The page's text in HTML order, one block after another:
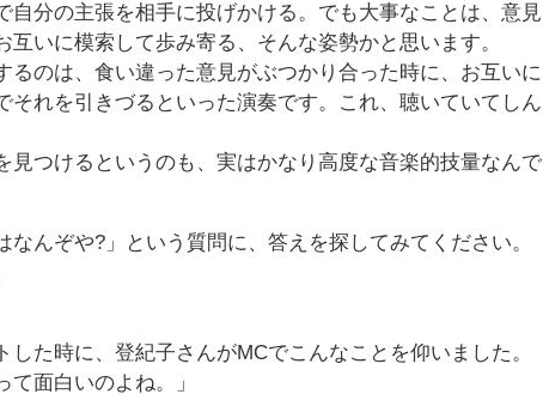
分の主張を相手に投げかける。でも大事なことは、意見
いに模索して歩み寄る、そんな姿勢かと思います。
のは、食い違った意見がぶつかり合った時に、お互いに
れを引きづるといった演奏です。これ、聴いていてしん
見つけるというのも、実はかなり高度な音楽的技量なんで
んぞや?」という質問に、答えを探してみてください。
た時に、登紀子さんがMCでこんなことを仰いました。
て面白いのよね。」